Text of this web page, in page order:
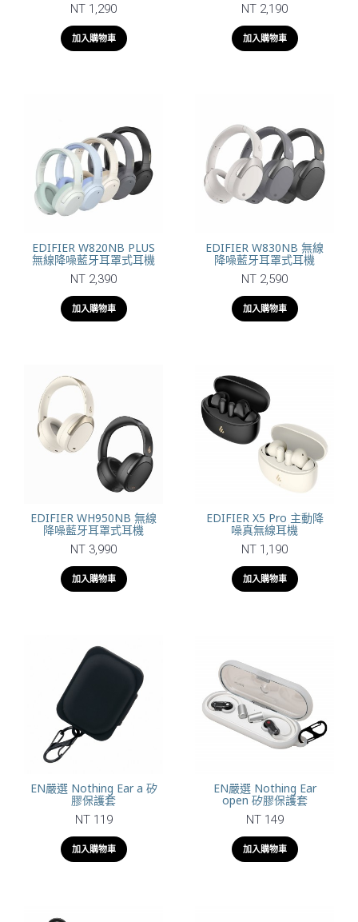
NT 1,290
加入購物車
NT 2,190
加入購物車
EDIFIER W820NB PLUS
無線降噪藍牙耳罩式耳機
NT 2,390
加入購物車
EDIFIER W830NB 無線
降噪藍牙耳罩式耳機
NT 2,590
加入購物車
EDIFIER WH950NB 無線
降噪藍牙耳罩式耳機
NT 3,990
加入購物車
EDIFIER X5 Pro 主動降
噪真無線耳機
NT 1,190
加入購物車
EN嚴選 Nothing Ear a 矽
膠保護套
NT 119
加入購物車
EN嚴選 Nothing Ear
open 矽膠保護套
NT 149
加入購物車